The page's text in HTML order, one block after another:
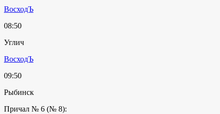
ВосходЪ
08:50
Углич
ВосходЪ
09:50
Рыбинск
Причал № 6 (№ 8):